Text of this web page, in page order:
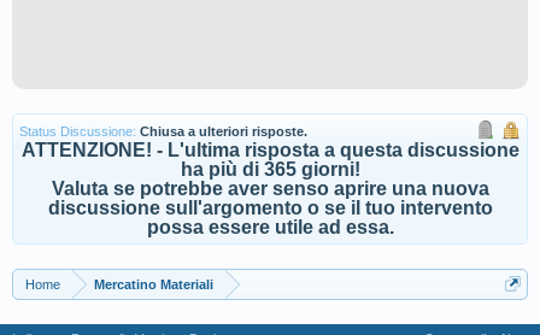
Status Discussione: Chiusa a ulteriori risposte.
ATTENZIONE! - L'ultima risposta a questa discussione
ha più di 365 giorni!
Valuta se potrebbe aver senso aprire una nuova
discussione sull'argomento o se il tuo intervento
possa essere utile ad essa.
Home Mercatino Materiali